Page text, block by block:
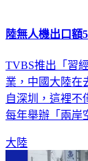
陸無人機出口
TVBS推出「習
業，中國大陸在
自深圳，這裡不
每年舉辦「兩岸
大陸